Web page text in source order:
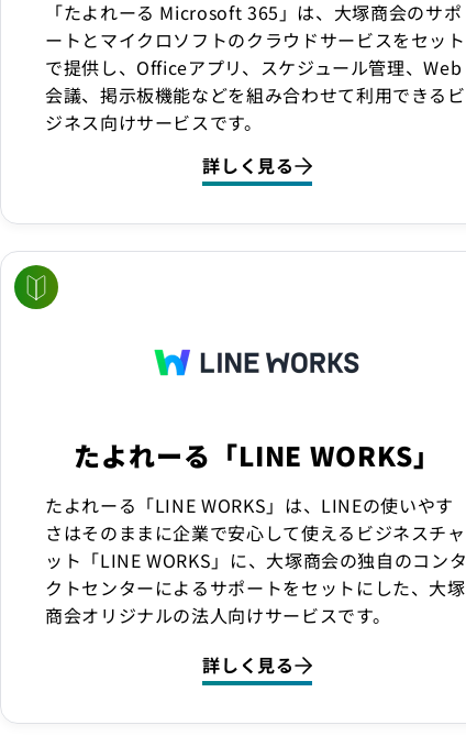
「たよれーる Microsoft 365」は、大塚商会のサポ
ートとマイクロソフトのクラウドサービスをセット
で提供し、Officeアプリ、スケジュール管理、Web
会議、掲示板機能などを組み合わせて利用できるビ
ジネス向けサービスです。
詳しく見る
たよれーる「LINE WORKS」
たよれーる「LINE WORKS」は、LINEの使いやす
さはそのままに企業で安心して使えるビジネスチャ
ット「LINE WORKS」に、大塚商会の独自のコンタ
クトセンターによるサポートをセットにした、大塚
商会オリジナルの法人向けサービスです。
詳しく見る